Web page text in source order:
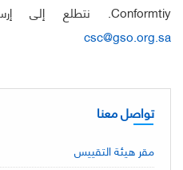
Conformtiy. نتطلع إلى إرسال اقتراحاتكم وآرائكم إلينا
csc@gso.org.sa
تواصل معنا
مقر هيئة التقييس